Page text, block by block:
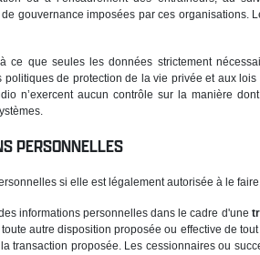
gouvernance imposées par ces organisations.
ce que seules les données strictement
de protection de la vie privée et aux
n’exercent aucun contrôle sur la manière
PERSONNELLES
si elle est légalement autorisée à le
informations personnelles dans le cadre d'une
autre disposition proposée ou effective de
transaction proposée. Les cessionnaires ou